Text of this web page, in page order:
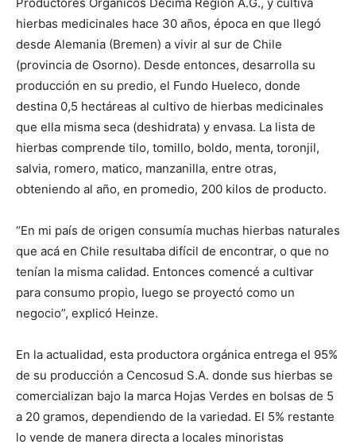
hierbas medicinales hace 30 años, época en que llegó
desde Alemania (Bremen) a vivir al sur de Chile
(provincia de Osorno). Desde entonces, desarrolla su
producción en su predio, el Fundo Hueleco, donde
destina 0,5 hectáreas al cultivo de hierbas medicinales
que ella misma seca (deshidrata) y envasa. La lista de
hierbas comprende tilo, tomillo, boldo, menta, toronjil,
salvia, romero, matico, manzanilla, entre otras,
obteniendo al año, en promedio, 200 kilos de producto.
“En mi país de origen consumía muchas hierbas naturales
que acá en Chile resultaba difícil de encontrar, o que no
tenían la misma calidad. Entonces comencé a cultivar
para consumo propio, luego se proyectó como un
negocio”, explicó Heinze.
En la actualidad, esta productora orgánica entrega el 95%
de su producción a Cencosud S.A. donde sus hierbas se
comercializan bajo la marca Hojas Verdes en bolsas de 5
a 20 gramos, dependiendo de la variedad. El 5% restante
lo vende de manera directa a locales minoristas